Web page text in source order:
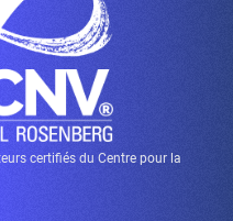
certifiés du Centre pour la